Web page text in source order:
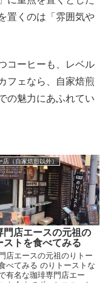
置くのは「雰囲気や
コーヒーも、レベル
フェなら、自家焙煎
の魅力にあふれてい
店（自家焙煎以外）
門店エースの元祖の
ストを食べてみる
店エースの元祖のりトー
べてみる のりトーストな
有名な珈琲専門店エー
も今までずっとスルーし